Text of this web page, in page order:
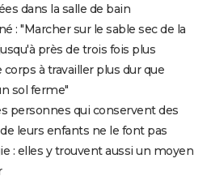
dans la salle de bain
: "Marcher sur le sable sec de la
près de trois fois plus
à travailler plus dur que
sol ferme"
personnes qui conservent des
leurs enfants ne le font pas
: elles y trouvent aussi un moyen